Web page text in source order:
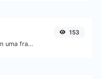
Inverta as palavras em uma frase ou parágrafo com facilidade.
153